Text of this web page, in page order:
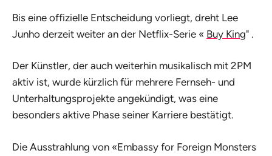
Bis eine offizielle Entscheidung vorliegt, dreht Lee
Junho derzeit weiter an der Netflix-Serie « Buy King" .
Der Künstler, der auch weiterhin musikalisch mit 2PM
aktiv ist, wurde kürzlich für mehrere Fernseh- und
Unterhaltungsprojekte angekündigt, was eine
besonders aktive Phase seiner Karriere bestätigt.
Die Ausstrahlung von «Embassy for Foreign Monsters